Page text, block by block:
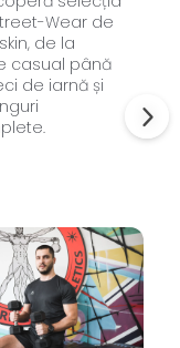
Wear de
de la
casual până
de iarnă și